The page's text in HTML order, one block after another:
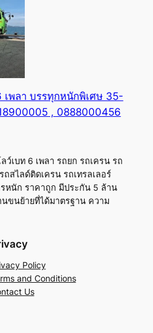
เพลา บรรทุกหนักพิเศษ 35-
, 0888000456
ว์เบท 6 เพลา รถยก รถเครน รถ
สไลด์ติดเครน รถเทรลเลอร์
รหนัก ราคาถูก มีประกัน 5 ล้าน
ขนย้ายที่ได้มาตรฐาน ความ
Policy
and Conditions
Us